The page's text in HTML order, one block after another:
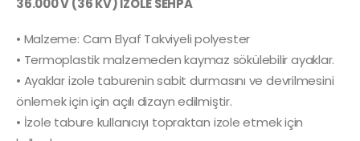
• Malzeme: Cam Elyaf Takviyeli polyester
• Termoplastik malzemeden kaymaz sökülebilir ayaklar.
• Ayaklar izole taburenin sabit durmasını ve devrilmesini
önlemek için için açılı dizayn edilmiştir.
• İzole tabure kullanıcıyı topraktan izole etmek için